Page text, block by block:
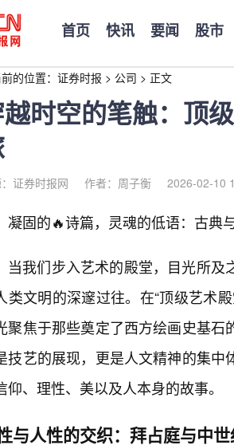
首页 快讯 要闻 股市
的位置： 证券时报 > 公司 > 正文
时空的笔触：顶
证券时报网 作者：周子衡 2026-02-10
凝固的🔥诗篇，灵魂的低语：古典
当我们步入艺术的殿堂，目光所
类文明的深邃过往。在“顶级艺术
聚焦于那些奠定了西方绘画史基
技艺的展现，更是人文精神的集
仰、理性、美以及人本身的故事。
与人性的交织：拜占庭与中